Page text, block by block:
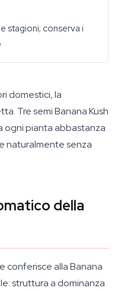
stagioni; conserva i
domestici, la
Tre semi Banana Kush
ogni pianta abbastanza
naturalmente senza
della
conferisce alla Banana
struttura a dominanza